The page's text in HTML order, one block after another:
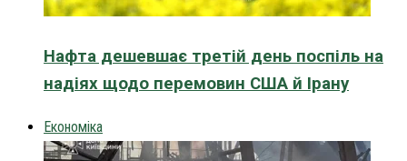
Нафта дешевшає третій день поспіль на
надіях щодо перемовин США й Ірану
Економіка